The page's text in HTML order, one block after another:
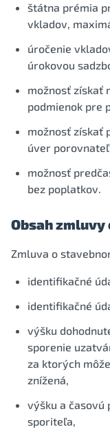
štátna prémia
vkladov,
úročenie
úrokovou
možnosť získať
podmienok pre
možnosť získať
úver
možnosť
bez poplatkov.
Obsah
Zmluva o
identifikačné
identifikačné
výšku
sporenie
za ktorých
znížená,
výšku a časovú
sporiteľa,